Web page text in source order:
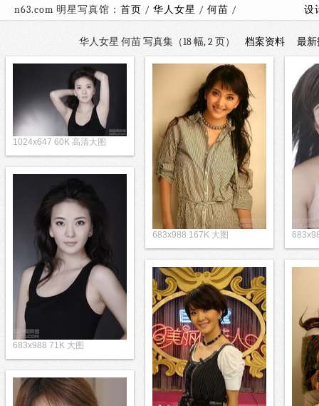
n63.com 明星写真馆： 首页 / 华人女星 / 何苗 / 设
华人女星 何苗 写真集（18 幅, 2 页） 档案资料 最新
1024x647 60K 高清大图
683x988 167K 大图
683x988 71K 大图